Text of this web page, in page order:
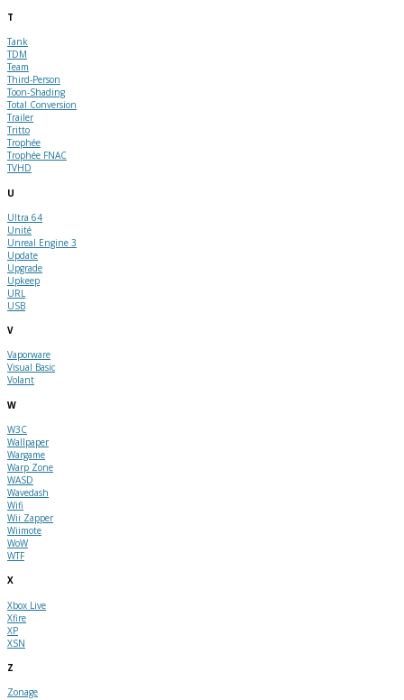
T
Tank
TDM
Team
Third-Person
Toon-Shading
Total Conversion
Trailer
Tritto
Trophée
Trophée FNAC
TVHD
U
Ultra 64
Unité
Unreal Engine 3
Update
Upgrade
Upkeep
URL
USB
V
Vaporware
Visual Basic
Volant
W
W3C
Wallpaper
Wargame
Warp Zone
WASD
Wavedash
Wifi
Wii Zapper
Wiimote
WoW
WTF
X
Xbox Live
Xfire
XP
XSN
Z
Zonage